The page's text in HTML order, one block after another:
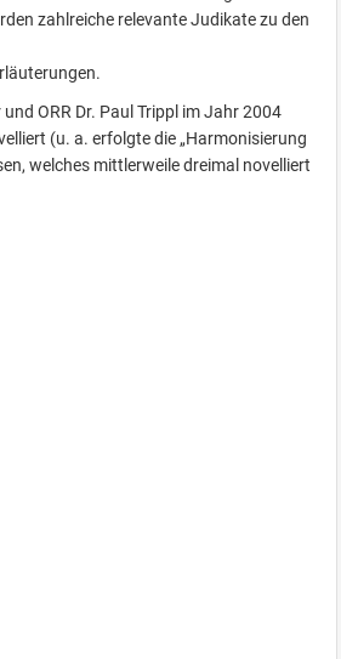
zahlreiche relevante Judikate zu den
ORR Dr. Paul Trippl im Jahr 2004
(u. a. erfolgte die „Harmonisierung
welches mittlerweile dreimal novelliert